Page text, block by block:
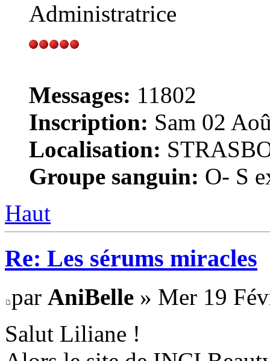
Administratrice
Messages: 11802
Inscription: Sam 02
Localisation:
Groupe sanguin: O- S
Haut
Re: Les sérums miracles
par AniBelle » Mer 19
Salut Liliane !